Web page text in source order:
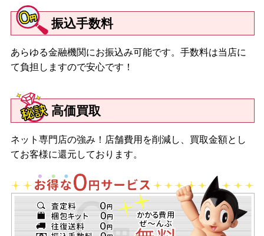
振込手数料
あらゆる金融機関にお振込み可能です。手数料は当店に
て負担しますので安心です！
高価買取
ネット専門店の強み！店舗費用を削減し、買取金額とし
てお客様に還元しております。